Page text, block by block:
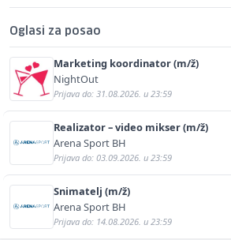
Oglasi za posao
Marketing koordinator (m/ž)
NightOut
Prijava do: 31.08.2026. u 23:59
Realizator – video mikser (m/ž)
Arena Sport BH
Prijava do: 03.09.2026. u 23:59
Snimatelj (m/ž)
Arena Sport BH
Prijava do: 14.08.2026. u 23:59